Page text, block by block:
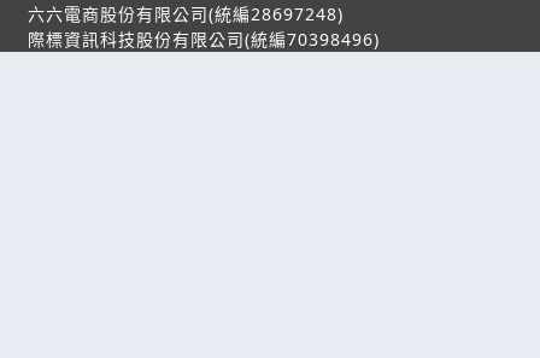
六六電商股份有限公司(統編28697248)
際標資訊科技股份有限公司(統編70398496)